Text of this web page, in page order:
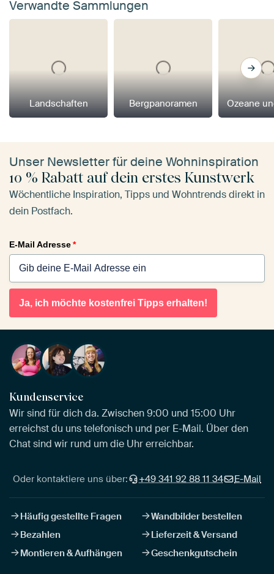
Verwandte Sammlungen
Landschaften Bergpanoramen Ozeane
Unser Newsletter für deine Wohninspiration
10 % Rabatt auf dein erstes Kunstwerk
Wöchentliche Inspiration, Tipps und Wohntrends direkt in
dein Postfach.
E-Mail Adresse*
Ja, ich möchte kostenfrei Tipps erhalten!
Kundenservice
Wir sind für dich da. Zwischen 9:00 und 15:00 Uhr
erreichst du uns telefonisch und per E-Mail. Über den
Chat sind wir rund um die Uhr erreichbar.
Oder kontaktiere uns über: +49 341 92 88 11 34 E-Mail
Häufig gestellte Fragen
Wandbilder bestellen
Bezahlen
Lieferzeit & Versand
Montieren & Aufhängen
Geschenkgutschein